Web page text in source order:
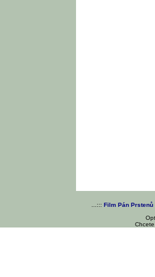
...::: Film Pán Prstenů